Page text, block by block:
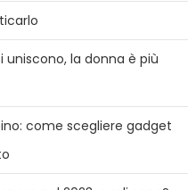
la donna è più
come scegliere gadget